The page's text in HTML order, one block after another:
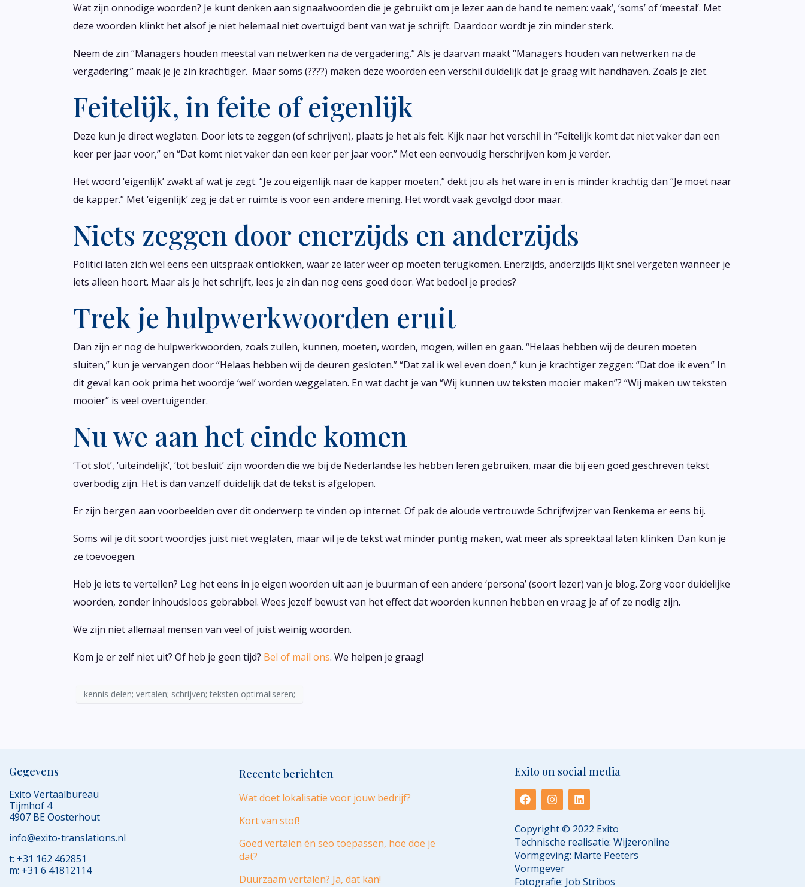
Wat zijn onnodige woorden? Je kunt denken aan signaalwoorden die je gebruikt om je lezer aan de hand te nemen: vaak’, ‘soms’ of ‘meestal’. Met
deze woorden klinkt het alsof je niet helemaal niet overtuigd bent van wat je schrijft. Daardoor wordt je zin minder sterk.
Neem de zin “Managers houden meestal van netwerken na de vergadering.” Als je daarvan maakt “Managers houden van netwerken na de
vergadering.” maak je je zin krachtiger. Maar soms (????) maken deze woorden een verschil duidelijk dat je graag wilt handhaven. Zoals je ziet.
Feitelijk, in feite of eigenlijk
Deze kun je direct weglaten. Door iets te zeggen (of schrijven), plaats je het als feit. Kijk naar het verschil in “Feitelijk komt dat niet vaker dan een
keer per jaar voor,” en “Dat komt niet vaker dan een keer per jaar voor.” Met een eenvoudig herschrijven kom je verder.
Het woord ‘eigenlijk’ zwakt af wat je zegt. “Je zou eigenlijk naar de kapper moeten,” dekt jou als het ware in en is minder krachtig dan “Je moet naar
de kapper.” Met ‘eigenlijk’ zeg je dat er ruimte is voor een andere mening. Het wordt vaak gevolgd door maar.
Niets zeggen door enerzijds en anderzijds
Politici laten zich wel eens een uitspraak ontlokken, waar ze later weer op moeten terugkomen. Enerzijds, anderzijds lijkt snel vergeten wanneer je
iets alleen hoort. Maar als je het schrijft, lees je zin dan nog eens goed door. Wat bedoel je precies?
Trek je hulpwerkwoorden eruit
Dan zijn er nog de hulpwerkwoorden, zoals zullen, kunnen, moeten, worden, mogen, willen en gaan. “Helaas hebben wij de deuren moeten
sluiten,” kun je vervangen door “Helaas hebben wij de deuren gesloten.” “Dat zal ik wel even doen,” kun je krachtiger zeggen: “Dat doe ik even.” In
dit geval kan ook prima het woordje ‘wel’ worden weggelaten. En wat dacht je van “Wij kunnen uw teksten mooier maken”? “Wij maken uw teksten
mooier” is veel overtuigender.
Nu we aan het einde komen
‘Tot slot’, ‘uiteindelijk’, ‘tot besluit’ zijn woorden die we bij de Nederlandse les hebben leren gebruiken, maar die bij een goed geschreven tekst
overbodig zijn. Het is dan vanzelf duidelijk dat de tekst is afgelopen.
Er zijn bergen aan voorbeelden over dit onderwerp te vinden op internet. Of pak de aloude vertrouwde Schrijfwijzer van Renkema er eens bij.
Soms wil je dit soort woordjes juist niet weglaten, maar wil je de tekst wat minder puntig maken, wat meer als spreektaal laten klinken. Dan kun je
ze toevoegen.
Heb je iets te vertellen? Leg het eens in je eigen woorden uit aan je buurman of een andere ‘persona’ (soort lezer) van je blog. Zorg voor duidelijke
woorden, zonder inhoudsloos gebrabbel. Wees jezelf bewust van het effect dat woorden kunnen hebben en vraag je af of ze nodig zijn.
We zijn niet allemaal mensen van veel of juist weinig woorden.
Kom je er zelf niet uit? Of heb je geen tijd? Bel of mail ons. We helpen je graag!
kennis delen; vertalen; schrijven; teksten optimaliseren;
Gegevens
Exito Vertaalbureau
Tijmhof 4
4907 BE Oosterhout
info@exito-translations.nl
t: +31 162 462851
m: +31 6 41812114
Recente berichten
Wat doet lokalisatie voor jouw bedrijf?
Kort van stof!
Goed vertalen én seo toepassen, hoe doe je
dat?
Duurzaam vertalen? Ja, dat kan!
Exito on social media
Copyright © 2022 Exito
Technische realisatie: Wijzeronline
Vormgeving: Marte Peeters
Vormgever
Fotografie: Job Stribos